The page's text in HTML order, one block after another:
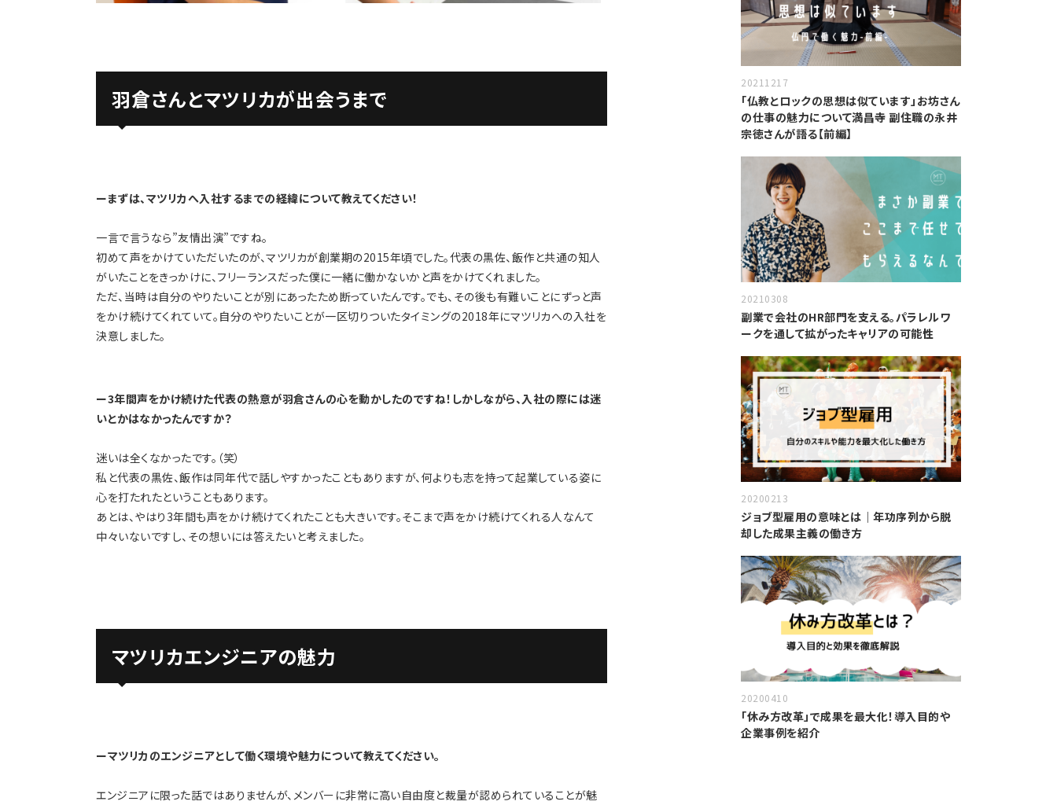
羽倉さんとマツリカが出会うまで
ーまずは、マツリカへ入社するまでの経緯について教えてください！
一言で言うなら”友情出演”ですね。
初めて声をかけていただいたのが、マツリカが創業期の2015年頃でした。代表の黒佐、飯作と共通の知人
がいたことをきっかけに、フリーランスだった僕に一緒に働かないかと声をかけてくれました。
ただ、当時は自分のやりたいことが別にあったため断っていたんです。でも、その後も有難いことにずっと声
をかけ続けてくれていて。自分のやりたいことが一区切りついたタイミングの2018年にマツリカへの入社を
決意しました。
ー3年間声をかけ続けた代表の熱意が羽倉さんの心を動かしたのですね！しかしながら、入社の際には迷
いとかはなかったんですか？
迷いは全くなかったです。（笑）
私と代表の黒佐、飯作は同年代で話しやすかったこともありますが、何よりも志を持って起業している姿に
心を打たれたということもあります。
あとは、やはり3年間も声をかけ続けてくれたことも大きいです。そこまで声をかけ続けてくれる人なんて
中々いないですし、その想いには答えたいと考えました。
マツリカエンジニアの魅力
ーマツリカのエンジニアとして働く環境や魅力について教えてください。
エンジニアに限った話ではありませんが、メンバーに非常に高い自由度と裁量が認められていることが魅
20211217
「仏教とロックの思想は似ています」お坊さん
の仕事の魅力について満昌寺 副住職の永井
宗徳さんが語る【前編】
20210308
副業で会社のHR部門を支える。パラレルワ
ークを通して拡がったキャリアの可能性
20200213
ジョブ型雇用の意味とは｜年功序列から脱
却した成果主義の働き方
20200410
「休み方改革」で成果を最大化！導入目的や
企業事例を紹介